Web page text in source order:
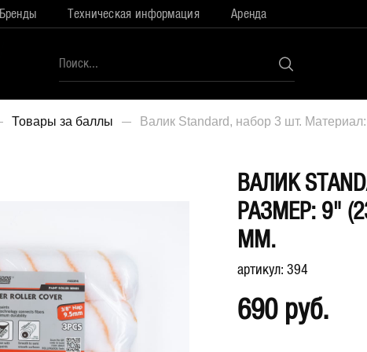
Бренды Техническая информация Аренда
Товары за баллы Валик Standard, набор 3 шт.
ВАЛИК
РАЗМЕР: 9"
ММ.
артикул: 394
690 руб.